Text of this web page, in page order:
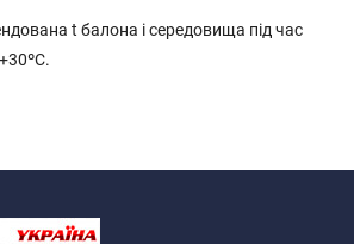
t балона і середовища під час